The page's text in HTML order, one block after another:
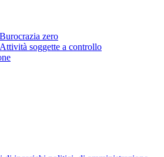
Burocrazia zero
Attività soggette a controllo